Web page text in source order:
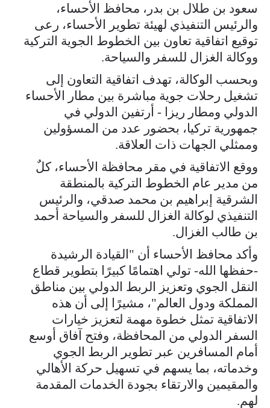
سعود بن طلال بن بدر، محافظ الأحساء،
والرئيس التنفيذي لهيئة تطوير الأحساء، رعى
توقيع اتفاقية تعاون بين الخطوط الجوية التركية
ووكالة الغزال للسفر والسياحة.
وبحسب الوكالة، تهدف اتفاقية التعاون إلى
تشغيل رحلات جوية مباشرة بين مطار الأحساء
الدولي ومطار ريزا - أرتفين الدولي في
جمهورية تركيا، بحضور عدد من المسؤولين
وممثلي الجهات ذات العلاقة.
ووقع الاتفاقية في مقر محافظة الأحساء، كلٌ
من مدير عام الخطوط التركية بالمنطقة
الشرقية إبراهيم بن محمد صدقي، والرئيس
التنفيذي لوكالة الغزال للسفر والسياحة أحمد
بن طالب الغزال.
وأكد محافظ الأحساء أن "القيادة الرشيدة
-حفظها الله- تولي اهتمامًا كبيرًا بتطوير قطاع
النقل الجوي وتعزيز الربط الدولي بين مناطق
المملكة ودول العالم"، مشيرًا إلى أن هذه
الاتفاقية تمثل خطوة مهمة لتعزيز خيارات
السفر الدولي من المحافظة، وفتح آفاق أوسع
أمام المسافرين عبر تطوير الربط الجوي
وخدماته، بما يسهم في تسهيل حركة الأهالي
والمقيمين والارتقاء بجودة الخدمات المقدمة
لهم.